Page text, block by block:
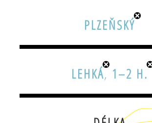
PLZEŇSKÝ
LEHKÁ, 1–2 H.